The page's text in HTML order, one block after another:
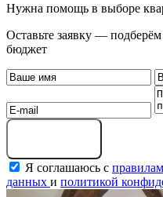
Нужна помощь в выборе
Оставьте заявку —
бюджет
Я соглашаюсь с
данных и политикой